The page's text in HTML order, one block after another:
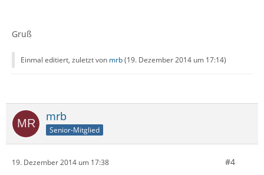
Gruß
Einmal editiert, zuletzt von mrb(19. Dezember 2014 um 17:14)
mrb
Senior-Mitglied
19. Dezember 2014 um 17:38 #4